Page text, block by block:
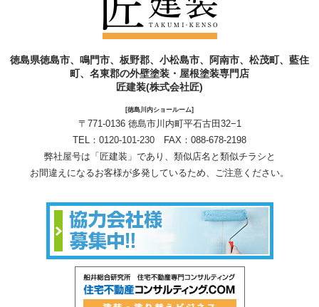
徳島県徳島市、鳴門市、板野郡、小松島市、阿南市、松茂町、藍住
町、名東郡の外壁塗装・屋根塗装専門店
匠建装(株式会社匠)
[徳島川内ショールーム]
〒771-0136 徳島市川内町平石古田32−1
TEL： 0120-101-230 FAX：088-678-2198
弊社屋号は「匠建装」であり、類似店名と類似チラシと
お間違えになるお客様が多発しているため、ご注意ください。